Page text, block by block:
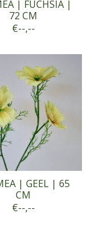
| FUCHSIA |
72 CM
€--,--
| GEEL | 65
CM
€--,--